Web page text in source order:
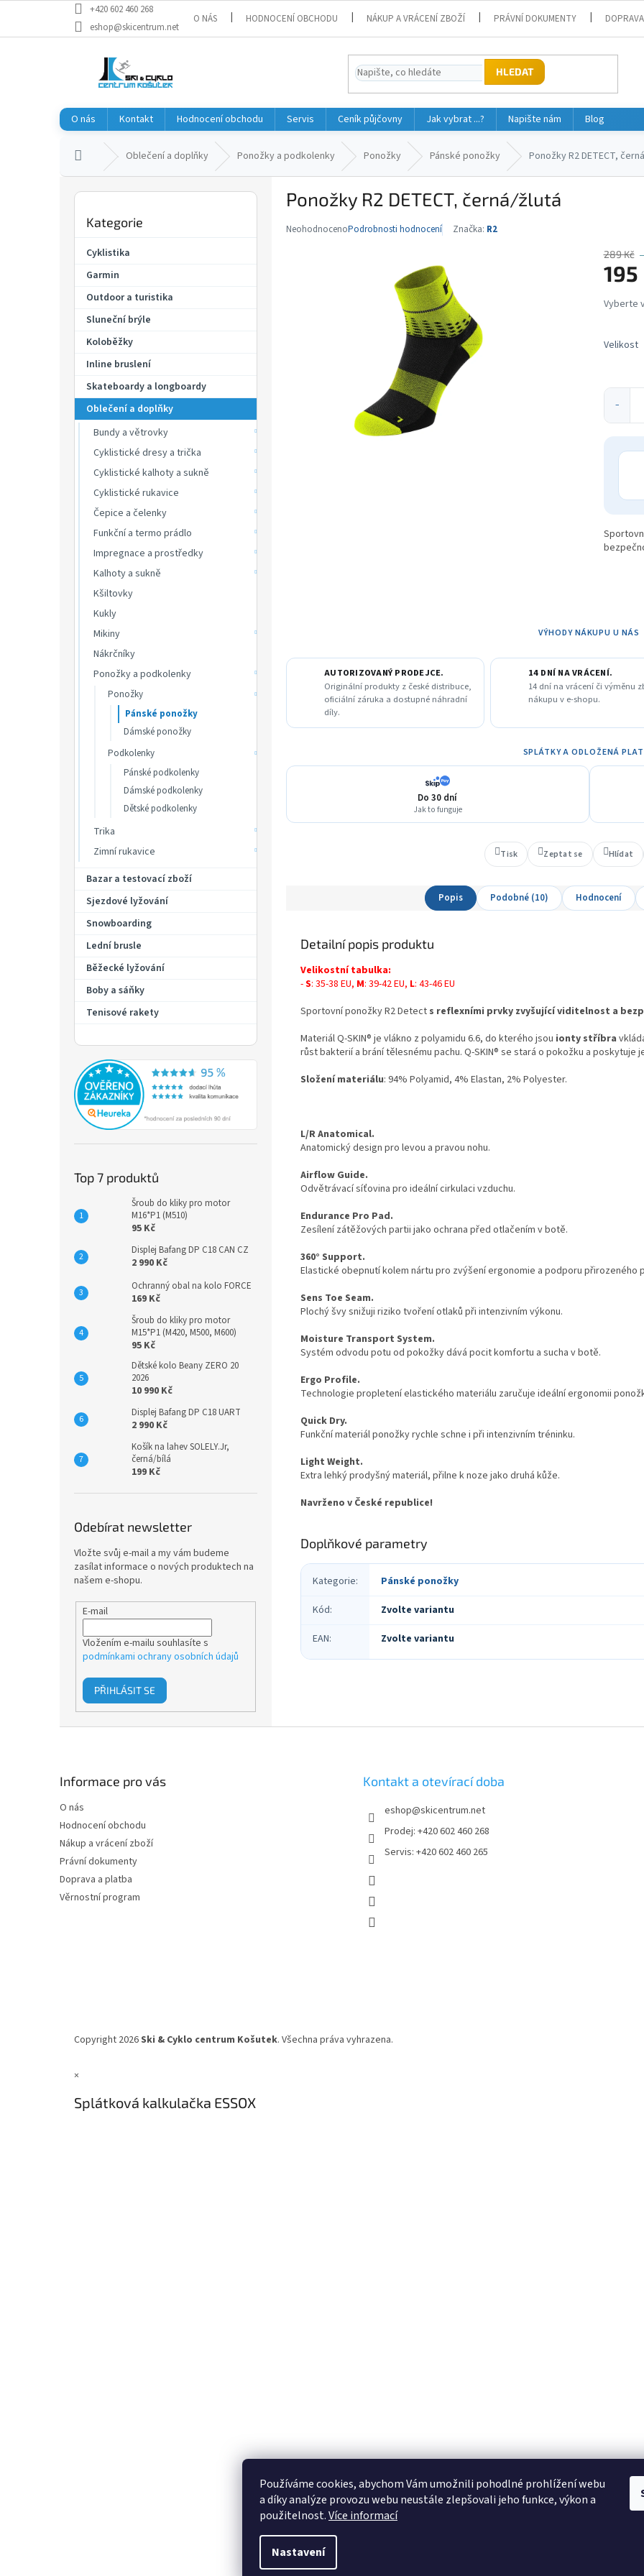
Používáme cookies, abychom Vám umožnili pohodlné prohlížení webu
a díky analýze provozu webu neustále zlepšovali jeho funkce, výkon a
použitelnost.Více informací
Nastavení
obsah
+420 602 460 268
eshop@skicentrum.net
O NÁS HODNOCENÍ OBCHODU NÁKUP A VRÁCENÍ ZBOŽÍ PRÁVNÍ DOKUMENTY
HLEDAT
O nás Kontakt Hodnocení obchodu Servis Ceník půjčovny Jak vybrat ...? Napište nám Blog
Domů Oblečení a doplňky Ponožky a podkolenky Ponožky Pánské ponožky Ponožky R2 DETECT,
kategorie
Kategorie
Cyklistika
Garmin
Outdoor a turistika
Sluneční brýle
Koloběžky
Inline bruslení
Skateboardy a longboardy
Oblečení a doplňky
Bundy a větrovky
Cyklistické dresy a trička
Cyklistické kalhoty a sukně
Cyklistické rukavice
Čepice a čelenky
Funkční a termo prádlo
Impregnace a prostředky
Kalhoty a sukně
Kšiltovky
Kukly
Mikiny
Nákrčníky
Ponožky a podkolenky
Ponožky
Pánské ponožky
Dámské ponožky
Podkolenky
Pánské podkolenky
Dámské podkolenky
Dětské podkolenky
Trika
Zimní rukavice
Bazar a testovací zboží
Sjezdové lyžování
Snowboarding
Lední brusle
Běžecké lyžování
Boby a sáňky
Tenisové rakety
Top 7 produktů
Šroub do kliky pro motor
M16*P1 (M510)
95 Kč
Displej Bafang DP C18 CAN CZ
2 990 Kč
Ochranný obal na kolo FORCE
169 Kč
Šroub do kliky pro motor
M15*P1 (M420, M500, M600)
95 Kč
Dětské kolo Beany ZERO 20
2026
10 990 Kč
Displej Bafang DP C18 UART
2 990 Kč
Košík na lahev SOLELY.Jr,
černá/bílá
199 Kč
Odebírat newsletter
Vložte svůj e-mail a my vám budeme
zasílat informace o nových produktech na
našem e-shopu.
E-mail
Vložením e-mailu souhlasíte s
podmínkami ochrany osobních údajů
PŘIHLÁSIT SE
Ponožky R2 DETECT, černá/žlutá
Průměrné
NeohodnocenoPodrobnosti hodnocení Značka: R2
289 Kč
195
Měrná
cena:
Velikost
−
VÝHODY NÁKUPU U NÁS
AUTORIZOVANÝ PRODEJCE.
Originální produkty z české distribuce,
oficiální záruka a dostupné náhradní
díly.
14 DNÍ NA VRÁCENÍ.
14 dní na vrácení či výměnu
nákupu v e-shopu.
SPLÁTKY A ODLOŽENÁ
Do 30 dní
Jak to funguje
Tisk Zeptat se Hlídat
Popis Podobné (10) Hodnocení
Detailní popis produktu
Velikostní tabulka:
-S: 35-38 EU, M: 39-42 EU, L: 43-46 EU
Sportovní ponožky R2 Detect s reflexními prvky zvyšující viditelnost a
Materiál Q-SKIN® je vlákno z polyamidu 6.6, do kterého jsou ionty stříbra
růst bakterií a brání tělesnému pachu. Q-SKIN® se stará o pokožku a
Složení materiálu: 94% Polyamid, 4% Elastan, 2% Polyester.
L/R Anatomical.
Anatomický design pro levou a pravou nohu.
Airflow Guide.
Odvětrávací síťovina pro ideální cirkulaci vzduchu.
Endurance Pro Pad.
Zesílení zátěžových partii jako ochrana před otlačením v botě.
360° Support.
Elastické obepnutí kolem nártu pro zvýšení ergonomie a podporu přirozeného
Sens Toe Seam.
Plochý švy snižuji riziko tvoření otlaků při intenzivním výkonu.
Moisture Transport System.
Systém odvodu potu od pokožky dává pocit komfortu a sucha v botě.
Ergo Profile.
Technologie propletení elastického materiálu zaručuje ideální ergonomii
Quick Dry.
Funkční materiál ponožky rychle schne i při intenzivním tréninku.
Light Weight.
Extra lehký prodyšný materiál, přilne k noze jako druhá kůže.
Navrženo v České republice!
Doplňkové parametry
Kategorie:
Pánské ponožky
Kód:
Zvolte variantu
EAN: Zvolte variantu
Informace pro vás
O nás
Hodnocení obchodu
Nákup a vrácení zboží
Právní dokumenty
Doprava a platba
Věrnostní program
Kontakt a otevírací doba
eshop@skicentrum.net
Prodej: +420 602 460 268
Servis: +420 602 460 265
Copyright 2026Ski & Cyklo centrum Košutek. Všechna práva vyhrazena.
×
Splátková kalkulačka ESSOX